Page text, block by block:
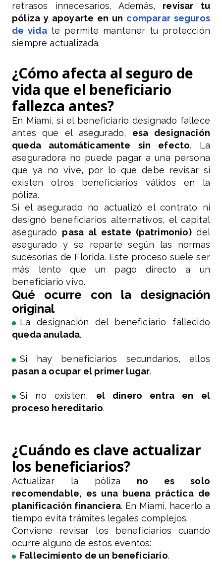
retrasos innecesarios. Además, revisar tu
póliza y apoyarte en un comparar seguros
de vidate permite mantener tu protección
siempre actualizada.
¿Cómo afecta al seguro de
vida que el beneficiario
fallezca antes?
En Miami, si el beneficiario designado fallece
antes que el asegurado, esa designación
queda automáticamente sin efecto. La
aseguradora no puede pagar a una persona
que ya no vive, por lo que debe revisar si
existen otros beneficiarios válidos en la
póliza.
Si el asegurado no actualizó el contrato ni
designó beneficiarios alternativos, el capital
asegurado pasa al estate (patrimonio)del
asegurado y se reparte según las normas
sucesorias de Florida. Este proceso suele ser
más lento que un pago directo a un
beneficiario vivo.
Qué ocurre con la designación
original
La designación del beneficiario fallecido
queda anulada.
Si hay beneficiarios secundarios, ellos
pasan a ocupar el primer lugar.
Si no existen, el dinero entra en el
proceso hereditario.
¿Cuándo es clave actualizar
los beneficiarios?
Actualizar la póliza no es solo
recomendable, es una buena práctica de
planificación financiera. En Miami, hacerlo a
tiempo evita trámites legales complejos.
Conviene revisar los beneficiarios cuando
ocurre alguno de estos eventos:
Fallecimiento de un beneficiario.